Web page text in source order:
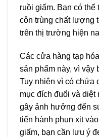
ruồi giấm. Bạn có thể
côn trùng chất lượng
trên thị trường hiện
Các cửa hàng tạp
sản phẩm này, vì vậy
Tuy nhiên vì có chứa
mục đích đuổi và diệt
gây ảnh hưởng đến
tiến hành phun xịt
giấm, bạn cần lưu ý